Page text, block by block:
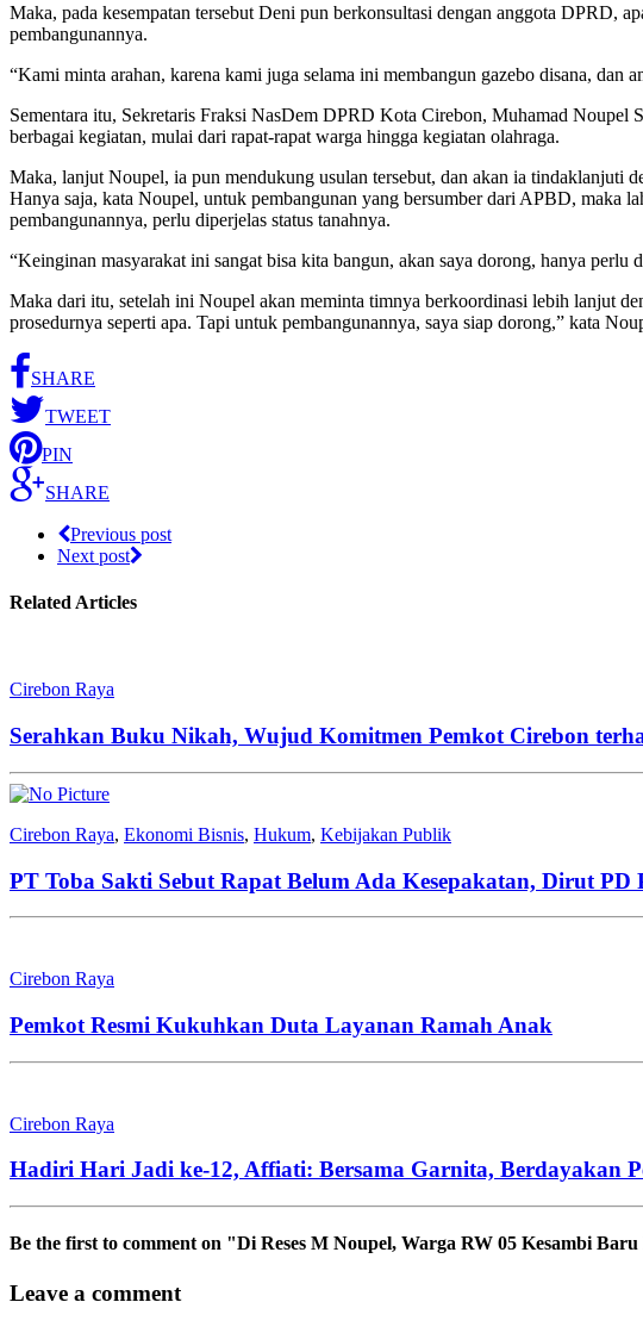
Maka, pada kesempatan tersebut Deni pun berkonsultasi dengan anggota DPRD,
pembangunannya.
“Kami minta arahan, karena kami juga selama ini membangun gazebo disana, dan
Sementara itu, Sekretaris Fraksi NasDem DPRD Kota Cirebon, Muhamad
berbagai kegiatan, mulai dari rapat-rapat warga hingga kegiatan olahraga.
Maka, lanjut Noupel, ia pun mendukung usulan tersebut, dan akan ia tindaklanjuti
Hanya saja, kata Noupel, untuk pembangunan yang bersumber dari APBD, maka
pembangunannya, perlu diperjelas status tanahnya.
“Keinginan masyarakat ini sangat bisa kita bangun, akan saya dorong, hanya
Maka dari itu, setelah ini Noupel akan meminta timnya berkoordinasi lebih lanjut
prosedurnya seperti apa. Tapi untuk pembangunannya, saya siap dorong,” kata
SHARE
TWEET
PIN
SHARE
Previous post
Next post
Related Articles
Cirebon Raya
Serahkan Buku Nikah, Wujud Komitmen Pemkot Cirebon
Cirebon Raya, Ekonomi Bisnis, Hukum, Kebijakan Publik
PT Toba Sakti Sebut Rapat Belum Ada Kesepakatan, Dirut
Cirebon Raya
Pemkot Resmi Kukuhkan Duta Layanan Ramah Anak
Cirebon Raya
Hadiri Hari Jadi ke-12, Affiati: Bersama Garnita, Berdayakan
Be the first to comment on "Di Reses M Noupel, Warga RW 05 Kesambi
Leave a comment